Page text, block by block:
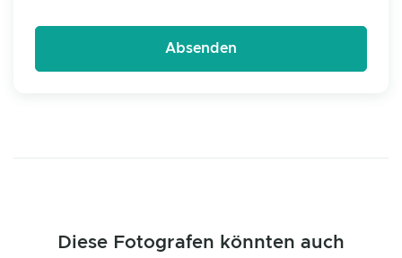
Diese Fotografen könnten auch